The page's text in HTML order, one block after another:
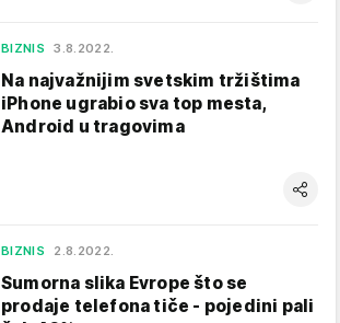
BIZNIS 3.8.2022.
Na najvažnijim svetskim tržištima
iPhone ugrabio sva top mesta,
Android u tragovima
BIZNIS 2.8.2022.
Sumorna slika Evrope što se
prodaje telefona tiče - pojedini pali